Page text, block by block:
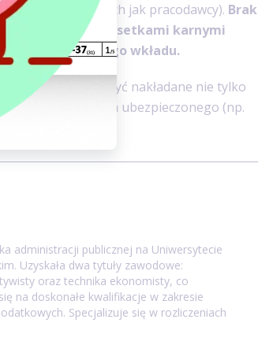
(takich jak pracodawcy). Brak
z sankcjami - odsetkami karnymi
100% zaległego wkładu.
te mogą być nakładane nie tylko
ale także na ubezpieczonego (np.
administracji publicznej na Uniwersytecie
Uzyskała dwa tytuły zawodowe:
oraz technika ekonomisty, co
na doskonałe kwalifikacje w zakresie
Specjalizuje się w rozliczeniach